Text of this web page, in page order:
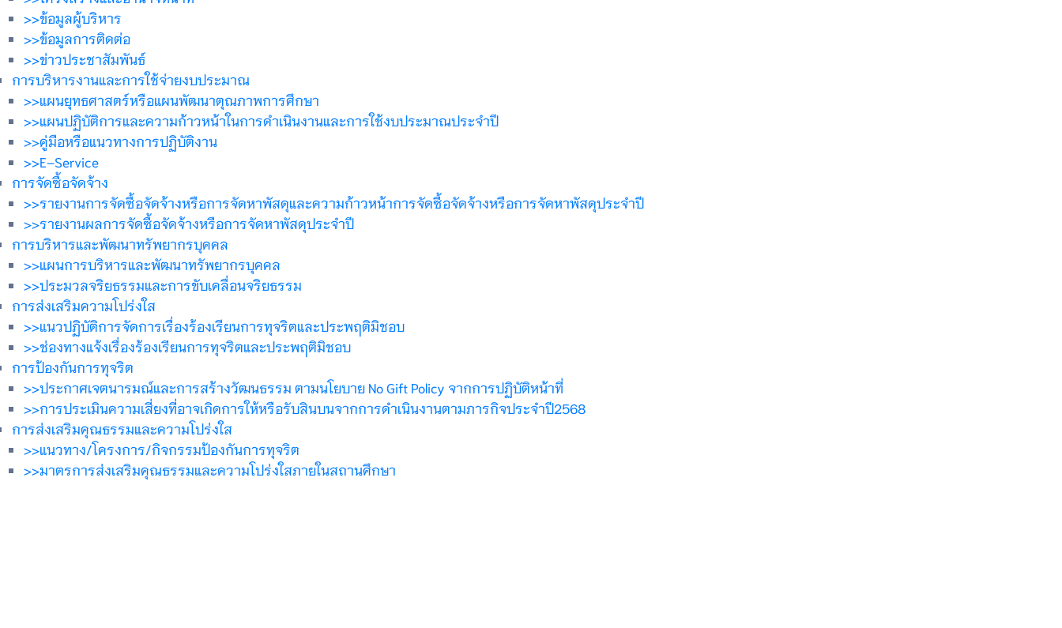
>>ข้อมูลผู้บริหาร
>>ข้อมูลการติดต่อ
>>ข่าวประชาสัมพันธ์
การบริหารงานและการใช้จ่ายงบประมาณ
>>แผนยุทธศาสตร์หรือแผนพัฒนาตุณภาพการศึกษา
>>แผนปฏิบัติการและความก้าวหน้าในการดำเนินงานและการใช้งบประมาณประจำปี
>>คู่มือหรือแนวทางการปฏิบัติงาน
>>E–Service
การจัดซื้อจัดจ้าง
>>รายงานการจัดซื้อจัดจ้างหรือการจัดหาพัสดุและความก้าวหน้าการจัดซื้อจัดจ้างหรือการจัดหาพัสดุประจำปี
>>รายงานผลการจัดซื้อจัดจ้างหรือการจัดหาพัสดุประจำปี
การบริหารและพัฒนาทรัพยากรบุคคล
>>แผนการบริหารและพัฒนาทรัพยากรบุคคล
>>ประมวลจริยธรรมและการขับเคลื่อนจริยธรรม
การส่งเสริมความโปร่งใส
>>แนวปฏิบัติการจัดการเรื่องร้องเรียนการทุจริตและประพฤติมิชอบ
>>ช่องทางแจ้งเรื่องร้องเรียนการทุจริตและประพฤติมิชอบ
การป้องกันการทุจริต
>>ประกาศเจตนารมณ์และการสร้างวัฒนธรรม ตามนโยบาย No Gift Policy จากการปฏิบัติหน้าที่
>>การประเมินความเสี่ยงที่อาจเกิดการให้หรือรับสินบนจากการดำเนินงานตามภารกิจประจำปี2568
การส่งเสริมคุณธรรมและความโปร่งใส
>>แนวทาง/โครงการ/กิจกรรมป้องกันการทุจริต
>>มาตรการส่งเสริมคุณธรรมและความโปร่งใสภายในสถานศึกษา